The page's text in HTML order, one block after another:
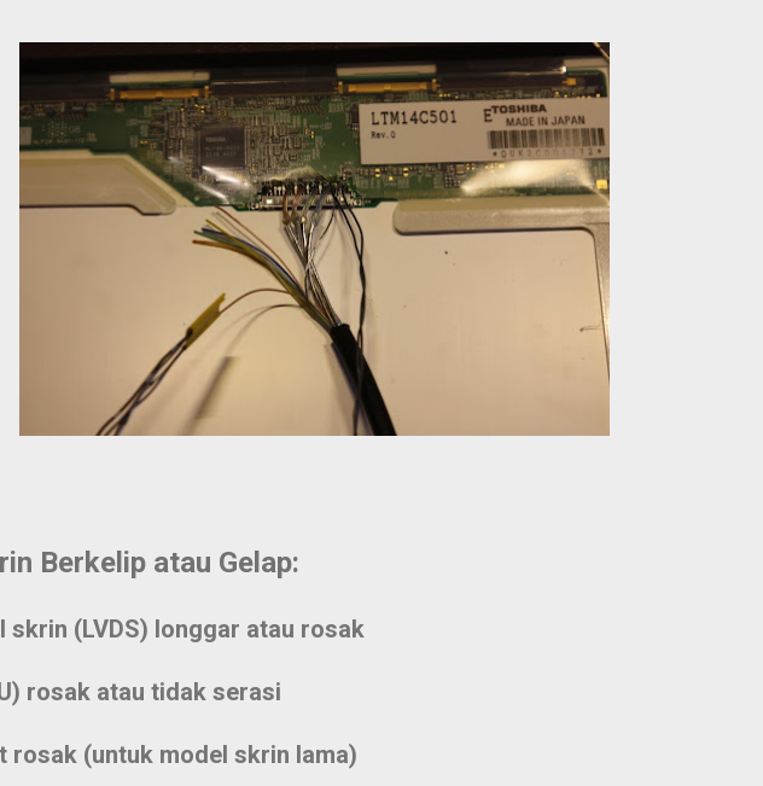
Berkelip atau Gelap:
skrin (LVDS) longgar atau rosak
rosak atau tidak serasi
rosak (untuk model skrin lama)